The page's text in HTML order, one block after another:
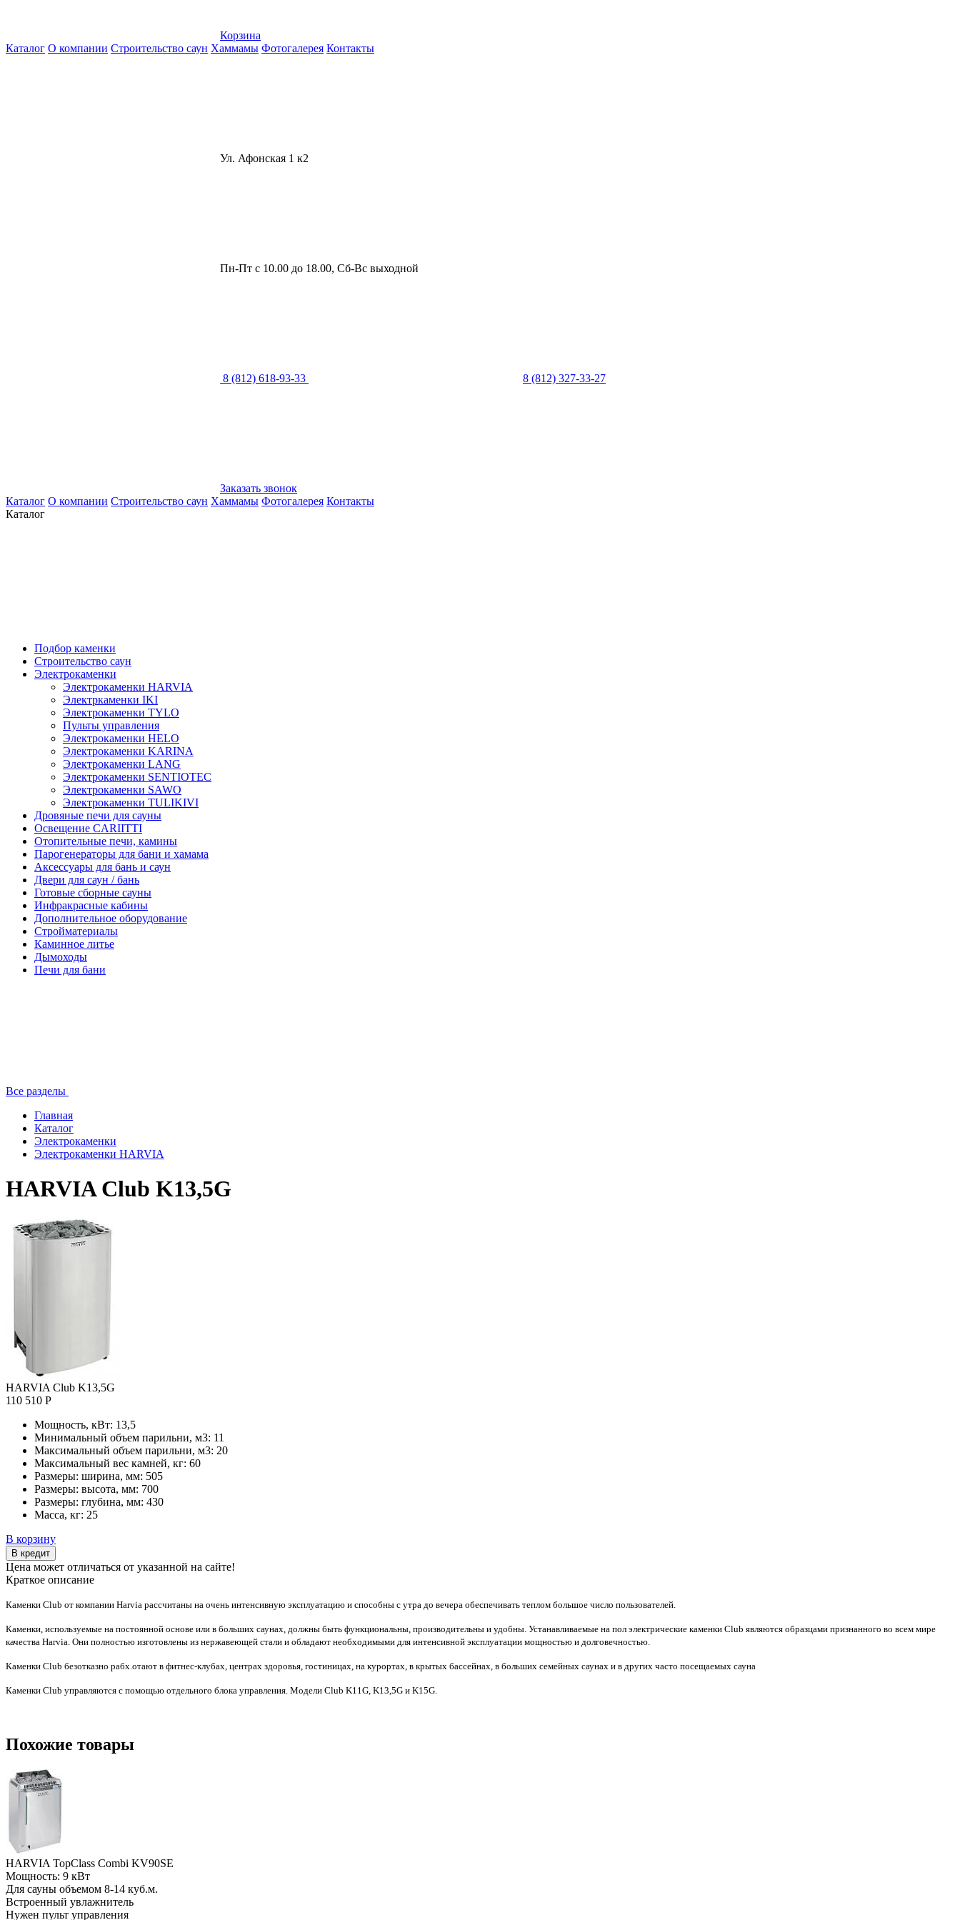
Корзина
Каталог О компании Строительство саун Хаммамы Фотогалерея Контакты
Ул. Афонская 1 к2
Пн-Пт с 10.00 до 18.00, Сб-Вс выходной
8 (812) 618-93-33 8 (812) 327-33-27
Заказать звонок
Каталог О компании Строительство саун Хаммамы Фотогалерея Контакты
Каталог
Подбор каменки
Строительство саун
Электрокаменки
Электрокаменки HARVIA
Электркаменки IKI
Электрокаменки TYLO
Пульты управления
Электрокаменки HELO
Электрокаменки KARINA
Электрокаменки LANG
Электрокаменки SENTIOTEC
Электрокаменки SAWO
Электрокаменки TULIKIVI
Дровяные печи для сауны
Освещение CARIITTI
Отопительные печи, камины
Парогенераторы для бани и хамама
Аксессуары для бань и саун
Двери для саун / бань
Готовые сборные сауны
Инфракрасные кабины
Дополнительное оборудование
Стройматериалы
Каминное литье
Дымоходы
Печи для бани
Все разделы
Главная
Каталог
Электрокаменки
Электрокаменки HARVIA
HARVIA Club K13,5G
HARVIA Club K13,5G
110 510 Р
Мощность, кВт: 13,5
Минимальный объем парильни, м3: 11
Максимальный объем парильни, м3: 20
Максимальный вес камней, кг: 60
Размеры: ширина, мм: 505
Размеры: высота, мм: 700
Размеры: глубина, мм: 430
Масса, кг: 25
В корзину
В кредит
Цена может отличаться от указанной на сайте!
Краткое описание
Каменки Club от компании Harvia рассчитаны на очень интенсивную эксплуатацию и способны с утра до вечера обеспечивать теплом большое число пользователей.
Каменки, используемые на постоянной основе или в больших саунах, должны быть функциональны, производительны и удобны. Устанавливаемые на пол электрические каменки Club являются образцами признанного во всем мире
качества Harvia. Они полностью изготовлены из нержавеющей стали и обладают необходимыми для интенсивной эксплуатации мощностью и долговечностью.
Каменки Club безотказно рабх. отают в фитнес-клубах, центрах здоровья, гостиницах, на курортах, в крытых бассейнах, в больших семейных саунах и в других часто посещаемых сауна
Каменки Club управляются с помощью отдельного блока управления. Модели Club K11G, K13,5G и K15G.
Похожие товары
HARVIA TopClass Combi KV90SE
Мощность: 9 кВт
Для сауны объемом 8-14 куб.м.
Встроенный увлажнитель
Нужен пульт управления